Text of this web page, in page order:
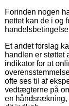
Forinden nogen
nettet kan de i og
Et andet forslag
handlen er støttet
indikator for at
ofte ses til af
vedtægterne på
en håndsrækning,